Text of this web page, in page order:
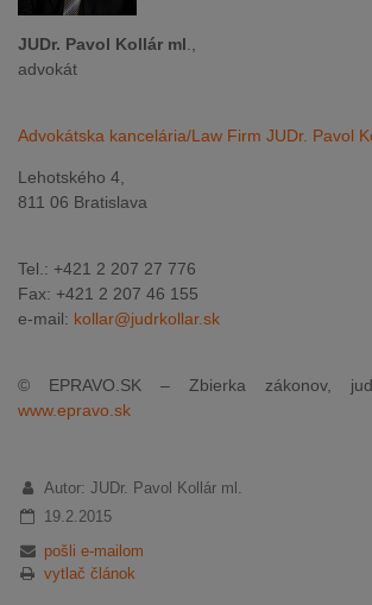
JUDr. Pavol Kollár ml
advokát
Advokátska kancelária/Law Firm JUDr. Pavol
Lehotského 4,
811 06 Bratislava
Tel.: +421 2 207 27 776
Fax: +421 2 207 46 155
e-mail: kollar@judrkollar.sk
© EPRAVO.SK – Zbierka zákonov,
www.epravo.sk
Autor: JUDr. Pavol Kollár ml.
19.2.2015
pošli e-mailom
vytlač článok